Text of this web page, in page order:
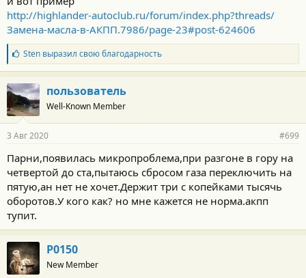
http://highlander-autoclub.ru/forum/index.php?threads/
Замена-масла-в-АКПП.7986/page-23#post-624606
Б
л
а
г
о
д
а
н
с
т
и
:
Stenвыразил свою благодарность
пользователь
Well-Known Member
3 Авг 2020 #699
Парни,появилась микропроблема,при разгоне в гору на
четвертой до ста,пытаюсь сбросом газа переключить на
пятую,ан нет не хочет.Держит три с копейками тысячь
оборотов.У кого как? но мне кажется не норма.акпп
тупит.
P0150
New Member